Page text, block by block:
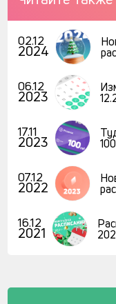
02.12
2024
06.12
2023
17.11
2023 100
07.12
2022
16.12
2021